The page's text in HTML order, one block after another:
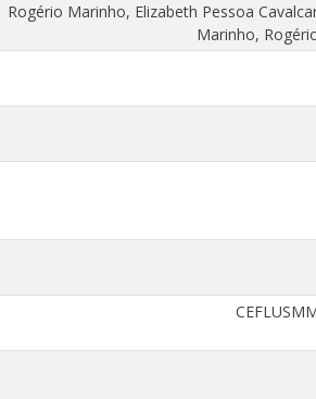
Rogério Marinho, Elizabeth Pessoa
Marinho,